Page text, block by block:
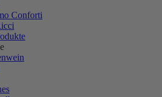
Conforti